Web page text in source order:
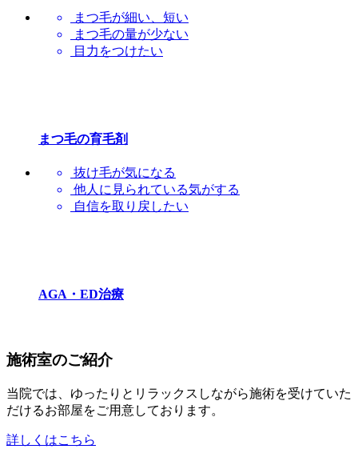
まつ毛が細い、短い
まつ毛の量が少ない
目力をつけたい
まつ毛の育毛剤
抜け毛が気になる
他人に見られている気がする
自信を取り戻したい
AGA・ED治療
施術室のご紹介
当院では、ゆったりとリラックスしながら施術を受けていた
だけるお部屋をご用意しております。
詳しくはこちら